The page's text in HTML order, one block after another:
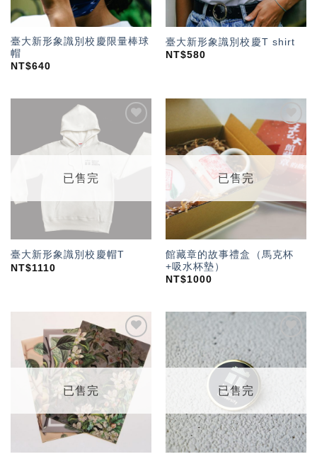
臺大新形象識別校慶限量棒球
帽
NT$640
臺大新形象識別校慶T shirt
NT$580
加入
「願
望輕
已售完
臺大新形象識別校慶帽T
NT$1110
加入
「願
望輕
單」
已售完
館藏章的故事禮盒（馬克杯
+吸水杯墊）
NT$1000
加入
「願
望輕
單」
已售完
加入
「願
望輕
已售完